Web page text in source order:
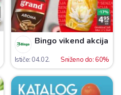
Bingo vikend akcija
Ističe: 04.02. Sniženo do: 60%